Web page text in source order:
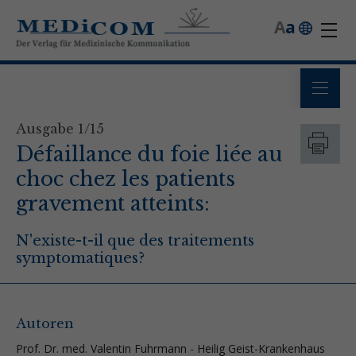
a
A
Ausgabe 1/15
Défaillance du foie liée au
choc chez les patients
gravement atteints:
N'existe-t-il que des traitements
symptomatiques?
Autoren
Prof. Dr. med. Valentin Fuhrmann - Heilig Geist-Krankenhaus